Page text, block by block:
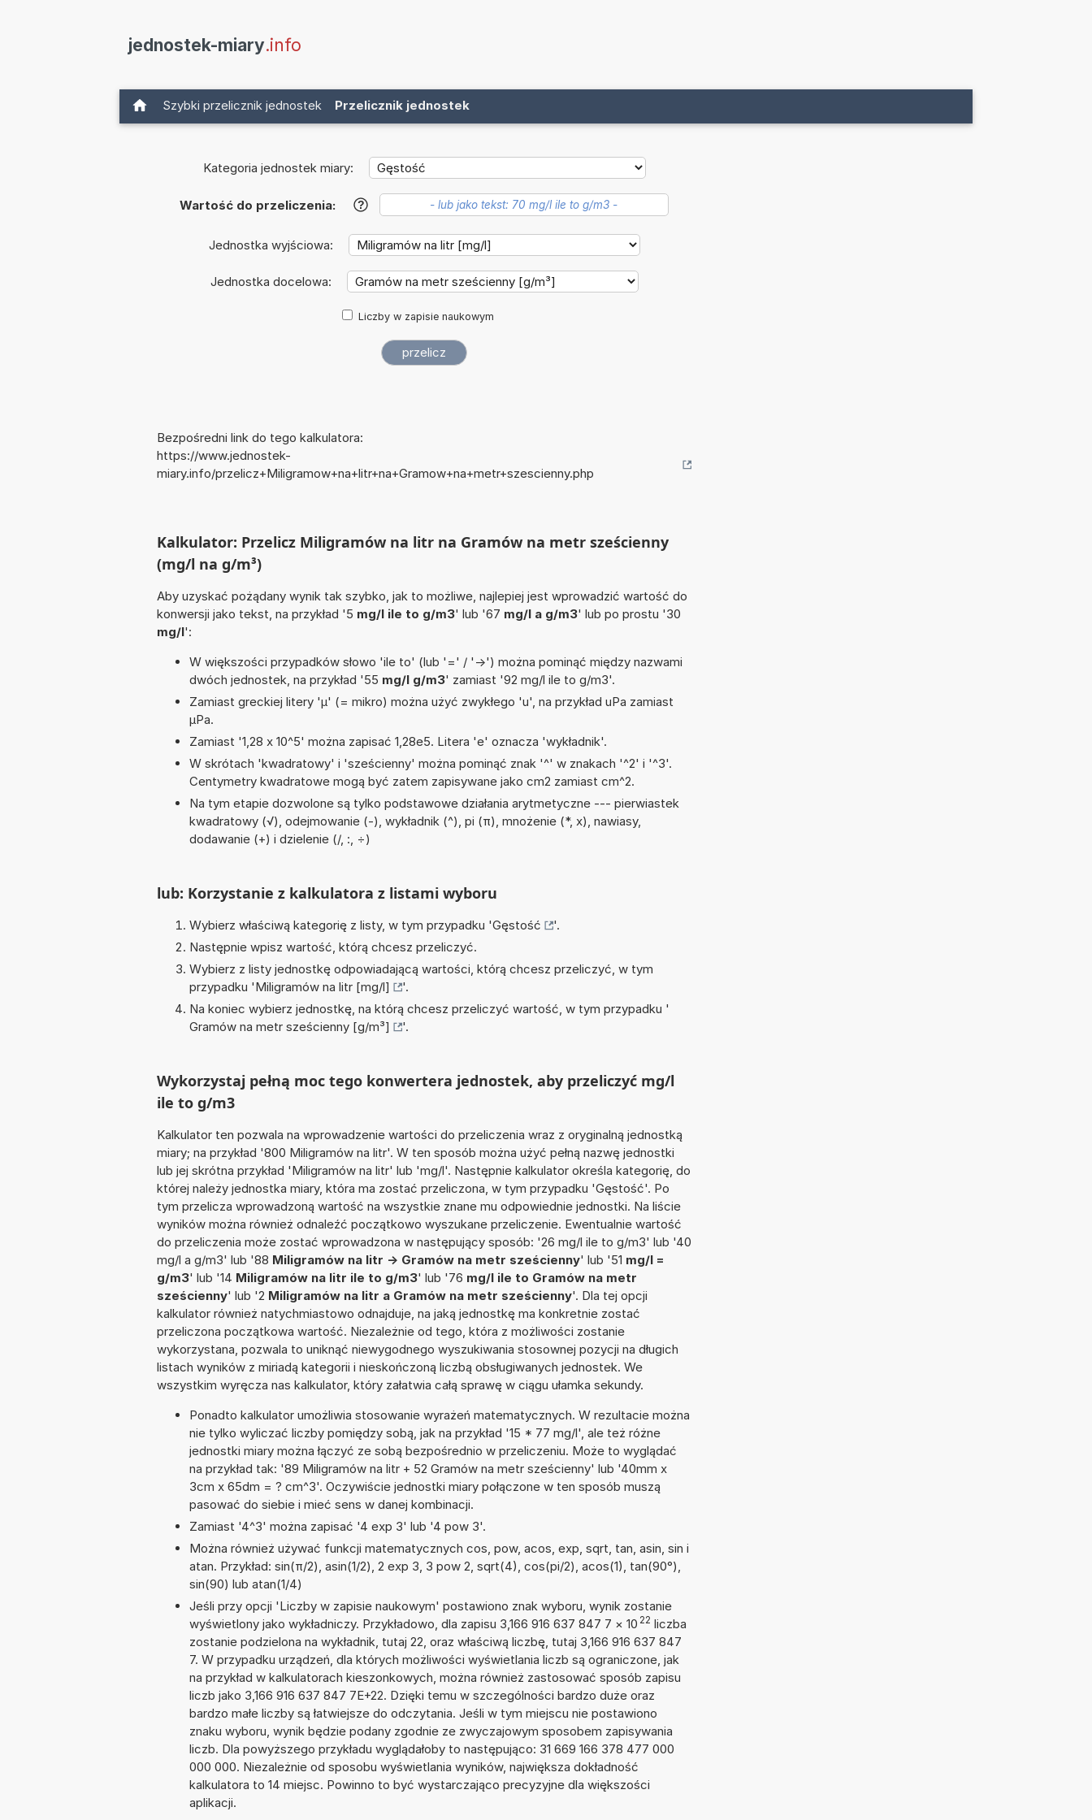
jednostek-miary.info
Szybki przelicznik jednostek Przelicznik jednostek
Kategoria jednostek miary:
Wartość do przeliczenia: ?
Jednostka wyjściowa:
Jednostka docelowa:
Liczby w zapisie naukowym
Bezpośredni link do tego kalkulatora:
https://www.jednostek-
miary.info/przelicz+Miligramow+na+litr+na+Gramow+na+metr+szescienny.php
Kalkulator: Przelicz Miligramów na litr na Gramów na metr sześcienny
(mg/l na g/m³)
Aby uzyskać pożądany wynik tak szybko, jak to możliwe, najlepiej jest wprowadzić wartość do
konwersji jako tekst, na przykład '5 mg/l ile to g/m3' lub '67 mg/l a g/m3' lub po prostu '30
mg/l':
W większości przypadków słowo 'ile to' (lub '=' / '->') można pominąć między nazwami
dwóch jednostek, na przykład '55 mg/l g/m3' zamiast '92 mg/l ile to g/m3'.
Zamiast greckiej litery 'µ' (= mikro) można użyć zwykłego 'u', na przykład uPa zamiast
µPa.
Zamiast '1,28 x 10^5' można zapisać 1,28e5. Litera 'e' oznacza 'wykładnik'.
W skrótach 'kwadratowy' i 'sześcienny' można pominąć znak '^' w znakach '^2' i '^3'.
Centymetry kwadratowe mogą być zatem zapisywane jako cm2 zamiast cm^2.
Na tym etapie dozwolone są tylko podstawowe działania arytmetyczne --- pierwiastek
kwadratowy (√), odejmowanie (-), wykładnik (^), pi (π), mnożenie (*, x), nawiasy,
dodawanie (+) i dzielenie (/, :, ÷)
lub: Korzystanie z kalkulatora z listami wyboru
Wybierz właściwą kategorię z listy, w tym przypadku 'Gęstość
'.
Następnie wpisz wartość, którą chcesz przeliczyć.
Wybierz z listy jednostkę odpowiadającą wartości, którą chcesz przeliczyć, w tym
przypadku 'Miligramów na litr [mg/l]
'.
Na koniec wybierz jednostkę, na którą chcesz przeliczyć wartość, w tym przypadku '
Gramów na metr sześcienny [g/m³]
'.
Wykorzystaj pełną moc tego konwertera jednostek, aby przeliczyć mg/l
ile to g/m3
Kalkulator ten pozwala na wprowadzenie wartości do przeliczenia wraz z oryginalną jednostką
miary; na przykład '800 Miligramów na litr'. W ten sposób można użyć pełną nazwę jednostki
lub jej skrótna przykład 'Miligramów na litr' lub 'mg/l'. Następnie kalkulator określa kategorię, do
której należy jednostka miary, która ma zostać przeliczona, w tym przypadku 'Gęstość'. Po
tym przelicza wprowadzoną wartość na wszystkie znane mu odpowiednie jednostki. Na liście
wyników można również odnaleźć początkowo wyszukane przeliczenie. Ewentualnie wartość
do przeliczenia może zostać wprowadzona w następujący sposób: '26 mg/l ile to g/m3' lub '40
mg/l a g/m3' lub '88 Miligramów na litr -> Gramów na metr sześcienny' lub '51 mg/l =
g/m3' lub '14 Miligramów na litr ile to g/m3' lub '76 mg/l ile to Gramów na metr
sześcienny' lub '2 Miligramów na litr a Gramów na metr sześcienny'. Dla tej opcji
kalkulator również natychmiastowo odnajduje, na jaką jednostkę ma konkretnie zostać
przeliczona początkowa wartość. Niezależnie od tego, która z możliwości zostanie
wykorzystana, pozwala to uniknąć niewygodnego wyszukiwania stosownej pozycji na długich
listach wyników z miriadą kategorii i nieskończoną liczbą obsługiwanych jednostek. We
wszystkim wyręcza nas kalkulator, który załatwia całą sprawę w ciągu ułamka sekundy.
Ponadto kalkulator umożliwia stosowanie wyrażeń matematycznych. W rezultacie można
nie tylko wyliczać liczby pomiędzy sobą, jak na przykład '15 * 77 mg/l', ale też różne
jednostki miary można łączyć ze sobą bezpośrednio w przeliczeniu. Może to wyglądać
na przykład tak: '89 Miligramów na litr + 52 Gramów na metr sześcienny' lub '40mm x
3cm x 65dm = ? cm^3'. Oczywiście jednostki miary połączone w ten sposób muszą
pasować do siebie i mieć sens w danej kombinacji.
Zamiast '4^3' można zapisać '4 exp 3' lub '4 pow 3'.
Można również używać funkcji matematycznych cos, pow, acos, exp, sqrt, tan, asin, sin i
atan. Przykład: sin(π/2), asin(1/2), 2 exp 3, 3 pow 2, sqrt(4), cos(pi/2), acos(1), tan(90°),
sin(90) lub atan(1/4)
Jeśli przy opcji 'Liczby w zapisie naukowym' postawiono znak wyboru, wynik zostanie
wyświetlony jako wykładniczy. Przykładowo, dla zapisu 3,166 916 637 847 7 × 10 22 liczba
zostanie podzielona na wykładnik, tutaj 22, oraz właściwą liczbę, tutaj 3,166 916 637 847
7. W przypadku urządzeń, dla których możliwości wyświetlania liczb są ograniczone, jak
na przykład w kalkulatorach kieszonkowych, można również zastosować sposób zapisu
liczb jako 3,166 916 637 847 7E+22. Dzięki temu w szczególności bardzo duże oraz
bardzo małe liczby są łatwiejsze do odczytania. Jeśli w tym miejscu nie postawiono
znaku wyboru, wynik będzie podany zgodnie ze zwyczajowym sposobem zapisywania
liczb. Dla powyższego przykładu wyglądałoby to następująco: 31 669 166 378 477 000
000 000. Niezależnie od sposobu wyświetlania wyników, największa dokładność
kalkulatora to 14 miejsc. Powinno to być wystarczająco precyzyjne dla większości
aplikacji.